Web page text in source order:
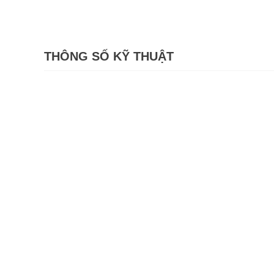
THÔNG SỐ KỸ THUẬT